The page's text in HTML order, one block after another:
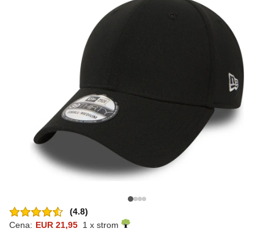
(4.8)
Cena: EUR 21,95 1 x strom